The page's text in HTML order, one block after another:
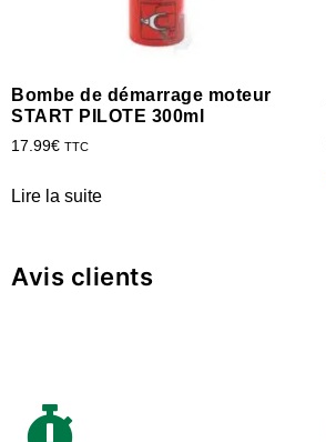
Bombe de démarrage moteur
START PILOTE 300ml
17.99€ TTC
Lire la suite
Avis clients